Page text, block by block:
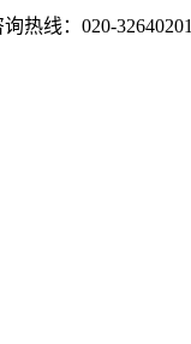
热线：020-32640201